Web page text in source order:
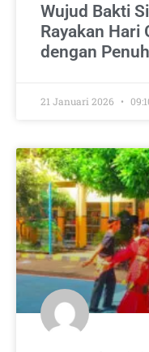
Wujud Bakti
Rayakan Hari
dengan
21 Januari 2026